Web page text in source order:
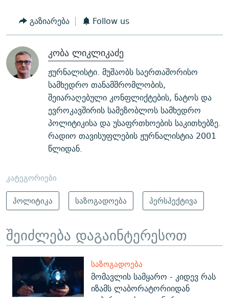
გაზიარება Follow us
კობა ლიკლიკაძე
ჟურნალისტი. მუშაობს საერთაშორისო
სამხედრო თანამშრომლობის,
შეიარაღებული კონფლიქტების, ნატოს და
ევროკავშირის სამეზობლოს სამხედრო
პოლიტიკისა და უსაფრთხოების საკითხებზე.
რადიო თავისუფლების ჟურნალისტია 2001
წლიდან.
კატეგორიები
პოლიტიკა
საზოგადოება პერსპექტივა
შეიძლება დაგაინტერესოთ
ᲡᲐᲖᲝᲒᲐᲓᲝᲔᲑᲐ
მომავლის სამყარო - კიდევ რას
იზამს ლაბორატორიიდან